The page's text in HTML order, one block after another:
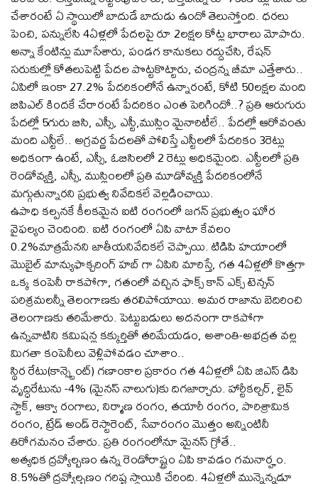
చేశారంటే ఏ స్థాయిలో బాదుడే బాదుడు ఉందో తెలుస్తోంది. ధరలు
పెంచి, పన్నులేసి 4ఏళ్లలో పేదలపై రూ 2లక్షల కోట్ల భారాలు మోపారు.
అన్నా కేంటిన్లు మూసేశారు, పండగ కానుకలు రద్దుచేసి, రేషన్
సరుకుల్లో కోతలుపెట్టి పేదల పొట్టకొట్టారు, చంద్రన్న బీమా ఎత్తేశారు..
ఏపిలో ఇంకా 27.2% పేదరికంలోనే ఉన్నారంటే, కోటి 50లక్షల మంది
బిపిఎల్ కిందకే చేరారంటే పేదరికం ఎంత పెరిగిందో..? ప్రతి ఆరుగురు
పేదల్లో 5గురు బిసి, ఎస్సీ, ఎస్టీ,ముస్లిం మైనారిటీలే.. పేదల్లో ఆరోవంతు
మంది ఎస్టీలే.. అగ్రవర్ణ పేదలతో పోలిస్తే ఎస్టీలలో పేదరికం 3రెట్లు
అధికంగా ఉంటే, ఎస్సీ, ఓబిసిలలో 2 రెట్లు అధికమైంది. ఎస్టీలలో ప్రతి
రెండోవ్యక్తి, ఎస్సీ, ముస్లింలలో ప్రతి మూడోవ్యక్తి పేదరికంలోనే
మగ్గుతున్నారని ప్రభుత్వ నివేదికలే వెల్లడించాయి.
ఉపాధి కల్పనకే కీలకమైన ఐటి రంగంలో జగన్ ప్రభుత్వం ఘోర
వైఫల్యం చెందింది. ఐటి రంగంలో ఏపి వాటా కేవలం
0.2%మాత్రమేనని జాతీయనివేదికలే చెప్పాయి. టిడిపి హయాంలో
మొబైల్ మాన్యుఫాక్చరింగ్ హబ్ గా ఏపిని మారిస్తే, గత 4ఏళ్లలో కొత్తగా
ఒక్క కంపెనీ రాకపోగా, గతంలో వచ్చిన ఫాక్స్ కాన్ ఎక్స్ టెన్సన్
పరిశ్రమలన్నీ తెలంగాణకు తరలిపోయాయి. అమర రాజాను బెదిరించి
తెలంగాణకు తరిమేశారు. పెట్టుబడులు అదనంగా రాకపోగా
ఉన్నవాటిని కమిషన్ల కక్కుర్తితో తరిమేయడం, అశాంతి-అభద్రత వల్ల
మిగతా కంపెనీలు వెళ్లిపోవడం చూశాం..
స్థిర రేటు(కాన్స్టెంట్) గణాంకాల ప్రకారం గత 4ఏళ్లలో ఏపి జిఎస్ డిపి
వృద్ధిరేటును -4% (మైనస్ నాలుగు)కు దిగజార్చారు. హార్టీకల్చర్, లైవ్
స్టాక్, ఆక్వా రంగాలు, నిర్మాణ రంగం, తయారీ రంగం, పారిశ్రామిక
రంగం, ట్రేడ్ అండ్ రెస్టారెంట్, సేవారంగం మొత్తం అన్నింటినీ
తిరోగమనం చేశారు. ప్రతి రంగంలోనూ మైనస్ గ్రోతే..
అత్యధిక ద్రవ్యోల్బణం ఉన్న రెండోరాష్ట్రం ఏపి కావడం గమనార్హం.
8.5%తో ద్రవ్యోల్బణం గరిష్ట స్థాయికి చేరింది. 4ఏళ్లలో మున్నెన్నడూ